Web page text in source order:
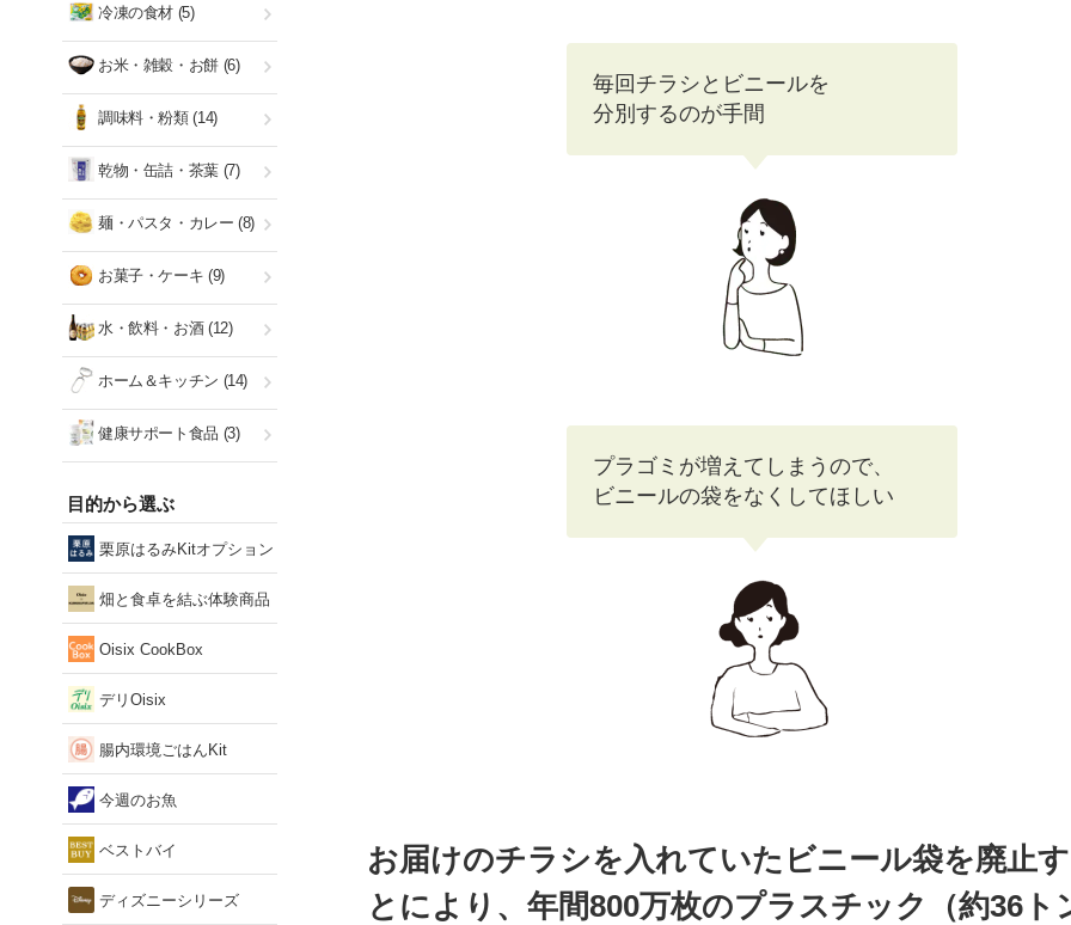
毎回チラシとビニールを
分別するのが手間
プラゴミが増えてしまうので、
ビニールの袋をなくしてほしい
お届けのチラシを入れていたビニール袋を廃止
とにより、年間800万枚のプラスチック（約36ト
冷凍の食材 (5)
お米・雑穀・お餅(6)
調味料・粉類(14)
乾物・缶詰・茶葉(7)
麺・パスタ・カレー (8)
お菓子・ケーキ (9)
水・飲料・お酒(12)
ホーム＆キッチン (14)
健康サポート食品 (3)
目的から選ぶ
栗原はるみKitオプション
畑と食卓を結ぶ体験商品
Oisix CookBox
デリOisix
腸内環境ごはんKit
今週のお魚
ベストバイ
ディズニーシリーズ